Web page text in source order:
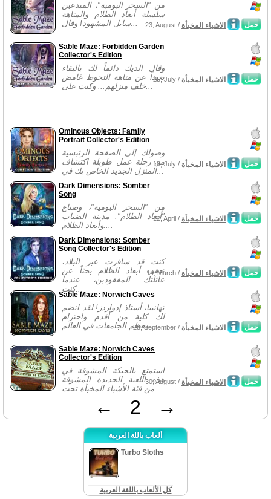
من "السحر اليومية"، المبدعين
سلسلة أبعاد الظلام والمتاهة
سابل المشهود! وقال...
حمل 23, August / الاشياء المخبأة
Sable Maze: Forbidden Garden
Collector's Edition
وقال الديك دائماً لك بالبقاء
بعيداً عن متاهة التحوط غامض
خلف منزلهم... وكنت على...
حمل 25, July / الاشياء المخبأة
Ominous Objects: Family
Portrait Collector's Edition
وصولك إلى الصفحة الرئيسية
من رحلة عمل طويلة اكتشاف
المنزل الجديد الخاص بك في...
حمل 18, July / الاشياء المخبأة
Dark Dimensions: Somber
Song
من "السحر اليومية"، وصناع
"أبعاد الظلام": مدينة الضباب
وأبعاد الظلام:...
حمل 12, April / الاشياء المخبأة
Dark Dimensions: Somber
Song Collector's Edition
كنت قد سافرت عبر البلاد،
تعقب أبعاد الظلام بحثاً عن
عائلتك المفقودين، عندما
كنت...
حمل 14, March / الاشياء المخبأة
Sable Maze: Norwich Caves
تهانينا، أستاذ إدواردز! لقد انضم
لك كلية من أقدم واحترام
معظم الجامعات في العالم....
حمل 28, September / الاشياء المخبأة
Sable Maze: Norwich Caves
Collector's Edition
استمتع بالحبكة المشوقة في
هذه اللعبة الجديدة المشوقة
من فئة الأشياء المخبأة تحت...
حمل 30, August / الاشياء المخبأة
← 2 →
ألعاب باللة العربية
Turbo Sloths
كل الألعاب باللغة العربية